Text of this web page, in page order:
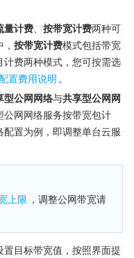
量计费 按带宽计费两种可
按带宽计费模式包括带宽
费两种模式，您可按需选
置费用说明 。
型公网网络与共享型公网网
网网络服务按带宽包计
置为例，即调整单台云服
上限 ，调整公网带宽请
目标带宽值，按照界面提